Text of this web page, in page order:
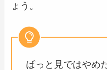
ょう。
ぱっと見ではやめ